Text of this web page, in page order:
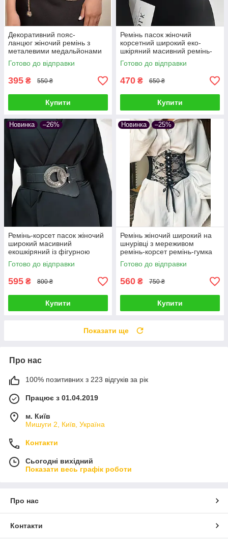
Декоративний пояс-
ланцюг жіночий ремінь з
металевими медальйонами
зірки та місяць луна з
ланцюжком у вінтажному
стилі
Готово до відправки
395 ₴ 550 ₴
Купити
Ремінь пасок жіночий
корсетний широкий еко-
шкіряний масивний ремінь-
корсет ремінь-гумка Чорний
Готово до відправки
470 ₴ 650 ₴
Купити
Новинка –26%
Ремінь-корсет пасок жіночий
широкий масивний
екошкіряний із фігурною
вінтажною пряжкою ремінь-
гумка Чорний
Готово до відправки
595 ₴ 800 ₴
Купити
Новинка –25%
Ремінь жіночий широкий на
шнурівці з мереживом
ремінь-корсет ремінь-гумка
чорний розмір S на обхват
талії 63-73 см
Готово до відправки
560 ₴ 750 ₴
Купити
Показати ще
Про нас
100% позитивних з 223 відгуків за рік
Працює з 01.04.2019
м. Київ
Мишуги 2, Київ, Україна
Контакти
Сьогодні вихідний
Показати весь графік роботи
Про нас
Контакти